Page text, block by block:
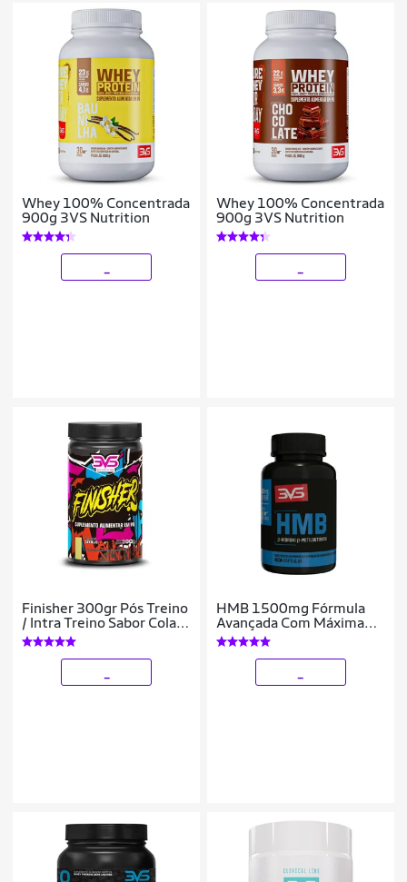
Whey 100% Concentrada
900g 3VS Nutrition
Whey 100% Concentrada
900g 3VS Nutrition
Finisher 300gr Pós Treino
/ Intra Treino Sabor Cola
3VS Nutrition
HMB 1500mg Fórmula
Avançada Com Máxima
Pureza 90 Cápsulas